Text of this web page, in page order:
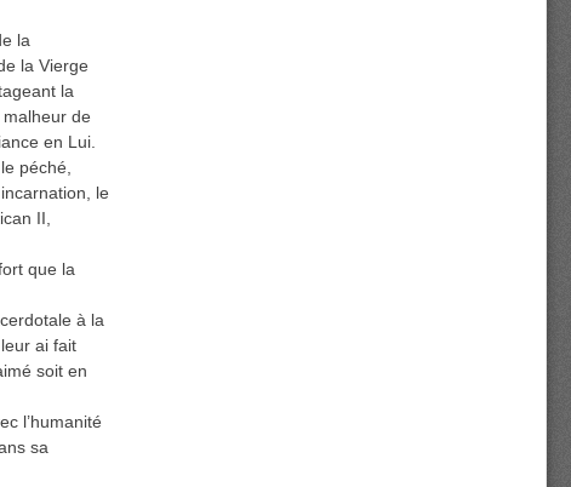
la
la Vierge
la
de
en Lui.
péché,
le
II,
que la
à la
ai fait
soit en
l’humanité
sa